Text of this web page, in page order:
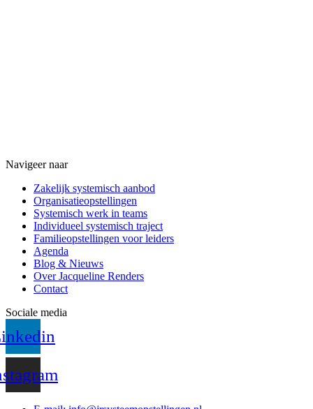
Navigeer naar
Zakelijk systemisch aanbod
Organisatieopstellingen
Systemisch werk in teams
Individueel systemisch traject
Familieopstellingen voor leiders
Agenda
Blog & Nieuws
Over Jacqueline Renders
Contact
Sociale media